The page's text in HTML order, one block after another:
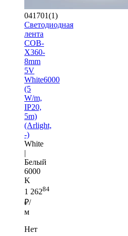
041701(1)
Светодиодная
лента
COB-
X360-
8mm
5V
White6000
(5
W/m,
IP20,
5m)
(Arlight,
-)
White
|
Белый
6000
K
1 26284
₽/
м
Нет